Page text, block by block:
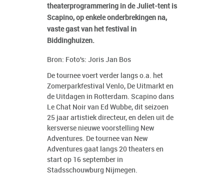
theaterprogrammering in de Juliet-tent is
Scapino, op enkele onderbrekingen na,
vaste gast van het festival in
Biddinghuizen.
Bron: Foto's: Joris Jan Bos
De tournee voert verder langs o.a. het
Zomerparkfestival Venlo, De Uitmarkt en
de Uitdagen in Rotterdam. Scapino dans
Le Chat Noir van Ed Wubbe, dit seizoen
25 jaar artistiek directeur, en delen uit de
kersverse nieuwe voorstelling New
Adventures. De tournee van New
Adventures gaat langs 20 theaters en
start op 16 september in
Stadsschouwburg Nijmegen.